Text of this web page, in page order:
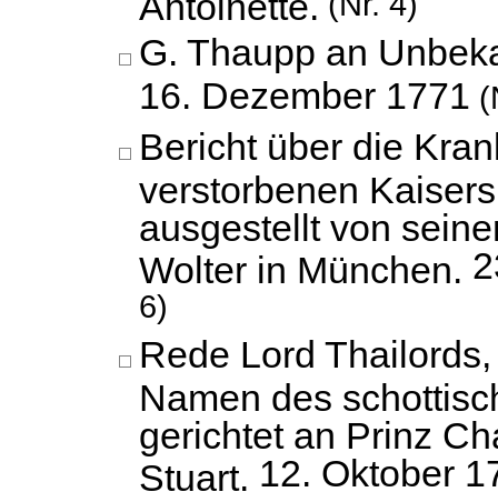
G. Thaupp an
16. Dezember 1771
Bericht über die
verstorbenen
ausgestellt von
Wolter in München.
6)
Rede Lord
Namen des
gerichtet an Prinz
Stuart. 12. Oktober